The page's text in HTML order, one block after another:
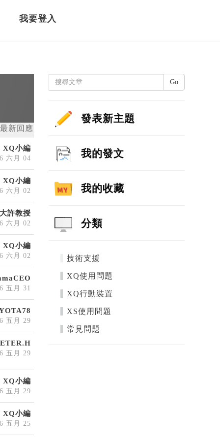
我要登入
最新回應
XQ小編
六月 04
XQ小編
六月 02
許教授
六月 02
XQ小編
六月 02
五月 31
五月 29
五月 29
XQ小編
五月 29
XQ小編
五月 25
Go
發表新主題
我的發文
我的收藏
分類
技術支援
XQ使用問題
XQ行動裝置
XS使用問題
常見問題